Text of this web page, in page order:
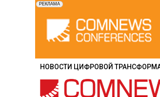
содержанию
НОВОСТИ ЦИФРОВОЙ